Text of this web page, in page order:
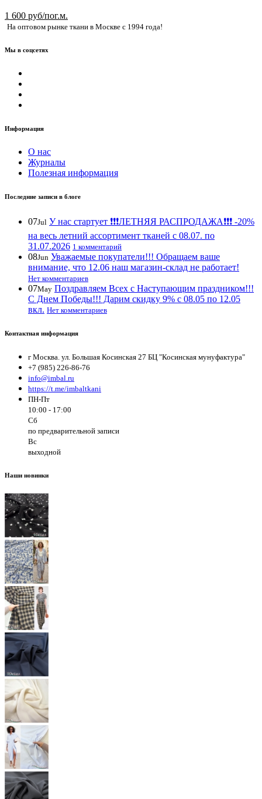
1 600 руб/пог.м.
На оптовом рынке ткани в Москве с 1994 года!
Мы в соцсетях
Информация
О нас
Журналы
Полезная информация
Последние записи в блоге
07Jul У нас стартует ❗️❗️❗️ЛЕТНЯЯ РАСПРОДАЖА❗️❗️❗️ -20%
на весь летний ассортимент тканей с 08.07. по
31.07.2026 1 комментарий
08Jun Уважаемые покупатели!!! Обращаем ваше
внимание, что 12.06 наш магазин-склад не работает!
Нет комментариев
07May Поздравляем Всех с Наступающим праздником!!!
С Днем Победы!!! Дарим скидку 9% с 08.05 по 12.05
вкл. Нет комментариев
Контактная информация
г Москва. ул. Большая Косинская 27 БЦ "Косинская мунуфактура"
+7 (985) 226-86-76
info@imbal.ru
https://t.me/imbaltkani
ПН-Пт
10:00 - 17:00
Сб
по предварительной записи
Вс
выходной
Наши новинки